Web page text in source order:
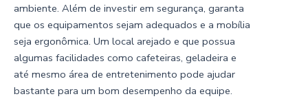
ambiente. Além de investir em segurança, garanta
que os equipamentos sejam adequados e a mobília
seja ergonômica. Um local arejado e que possua
algumas facilidades como cafeteiras, geladeira e
até mesmo área de entretenimento pode ajudar
bastante para um bom desempenho da equipe.